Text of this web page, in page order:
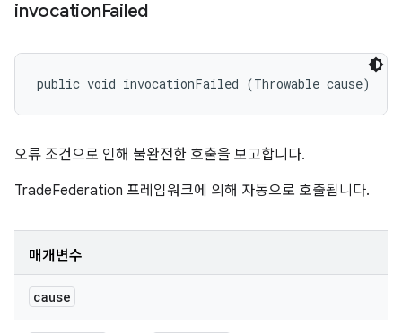
invocationFailed
public void invocationFailed (Throwable cause)
오류 조건으로 인해 불완전한 호출을 보고합니다.
TradeFederation 프레임워크에 의해 자동으로 호출됩니다.
매개변수
cause